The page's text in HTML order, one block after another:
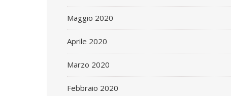
Maggio 2020
Aprile 2020
Marzo 2020
Febbraio 2020